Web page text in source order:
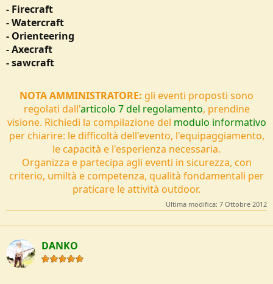
- Firecraft
- Watercraft
- Orienteering
- Axecraft
- sawcraft
NOTA AMMINISTRATORE: gli eventi proposti sono
regolati dall'articolo 7 del regolamento, prendine
visione. Richiedi la compilazione del modulo informativo
per chiarire: le difficoltà dell'evento, l'equipaggiamento,
le capacità e l'esperienza necessaria.
Organizza e partecipa agli eventi in sicurezza, con
criterio, umiltà e competenza, qualità fondamentali per
praticare le attività outdoor.
Ultima modifica: 7 Ottobre 2012
DANKO